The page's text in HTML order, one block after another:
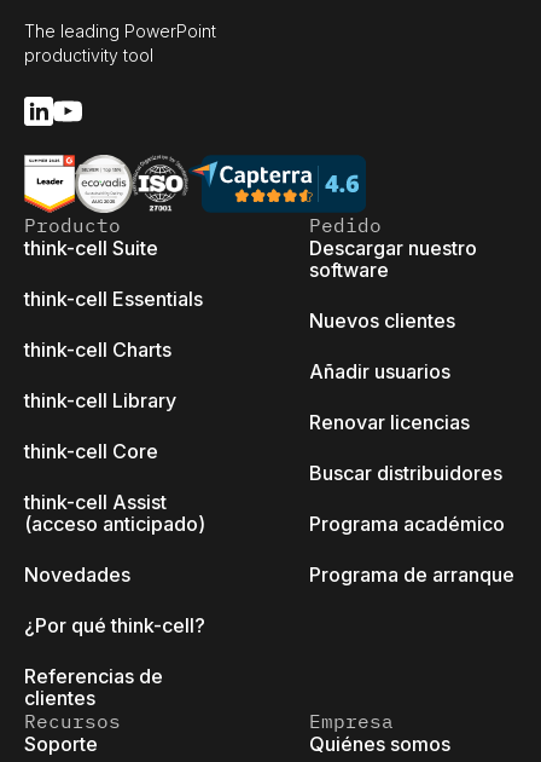
The leading PowerPoint
productivity tool
Producto
think-cell Suite
think-cell Essentials
think-cell Charts
think-cell Library
think-cell Core
think-cell Assist
(acceso anticipado)
Novedades
¿Por qué think-cell?
Referencias de
clientes
Pedido
Descargar nuestro
software
Nuevos clientes
Añadir usuarios
Renovar licencias
Buscar distribuidores
Programa académico
Programa de arranque
Recursos
Soporte
Empresa
Quiénes somos